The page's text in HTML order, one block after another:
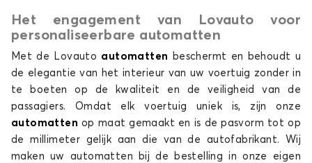
Het engagement van Lovauto voor
personaliseerbare automatten
Met de Lovauto automatten beschermt en behoudt u
de elegantie van het interieur van uw voertuig zonder in
te boeten op de kwaliteit en de veiligheid van de
passagiers. Omdat elk voertuig uniek is, zijn onze
automatten op maat gemaakt en is de pasvorm tot op
de millimeter gelijk aan die van de autofabrikant. Wij
maken uw automatten bij de bestelling in onze eigen